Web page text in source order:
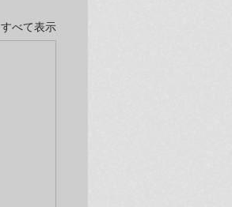
すべて表示